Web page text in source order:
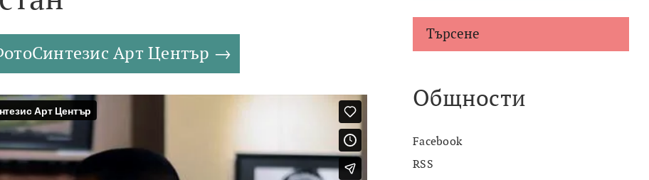
Арт Център
Търсене
Общности
Facebook
RSS